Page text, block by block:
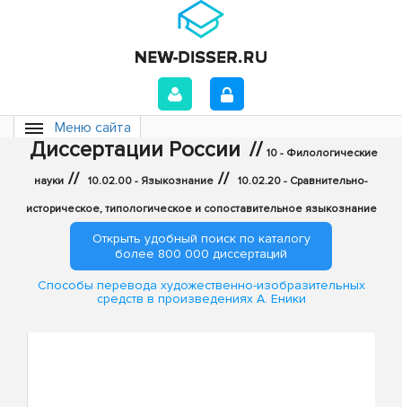
Меню сайта
Диссертации России // 10 - Филологические
науки // 10.02.00 - Языкознание // 10.02.20 - Сравнительно-
историческое, типологическое и сопоставительное языкознание
Открыть удобный поиск по каталогу
более 800 000 диссертаций
Способы перевода художественно-изобразительных
средств в произведениях А. Еники